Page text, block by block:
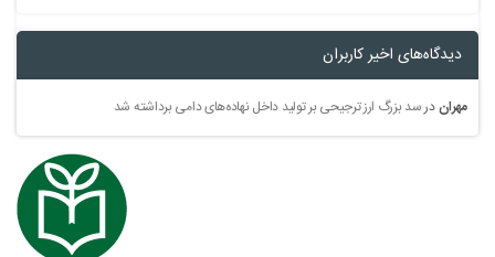
دیدگاه‌های اخیر کاربران
مهراندرسد بزرگ ارز ترجیحی بر تولید داخل نهاده‌های دامی برداشته شد